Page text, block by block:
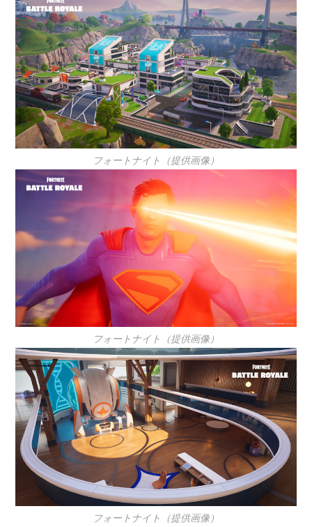
フォートナイト（提供画像）
フォートナイト（提供画像）
フォートナイト（提供画像）